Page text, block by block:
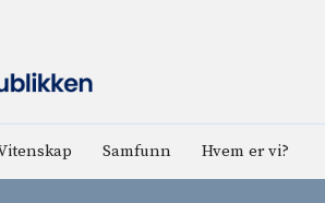
Samfunn Hvem er vi?